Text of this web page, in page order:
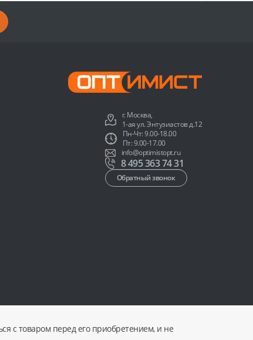
г. Москва,
1-ая ул. Энтузиастов д.12
Пн-Чт: 9.00-18.00
Пт: 9.00-17.00
info@optimistopt.ru
8 495 363 74 31
Обратный звонок
с товаром перед его приобретением, и не